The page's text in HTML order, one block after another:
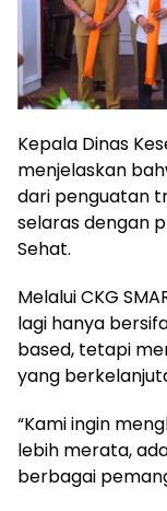
Kepala Dinas
menjelaskan
dari penguatan
selaras dengan
Sehat.
Melalui CKG
lagi hanya
based, tetapi
yang
“Kami ingin
lebih merata,
berbagai